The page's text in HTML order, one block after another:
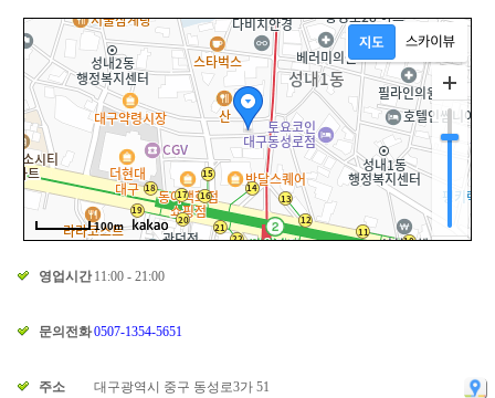
100m
영업시간 11:00 - 21:00
문의전화0507-1354-5651
주소 대구광역시 중구 동성로3가 51